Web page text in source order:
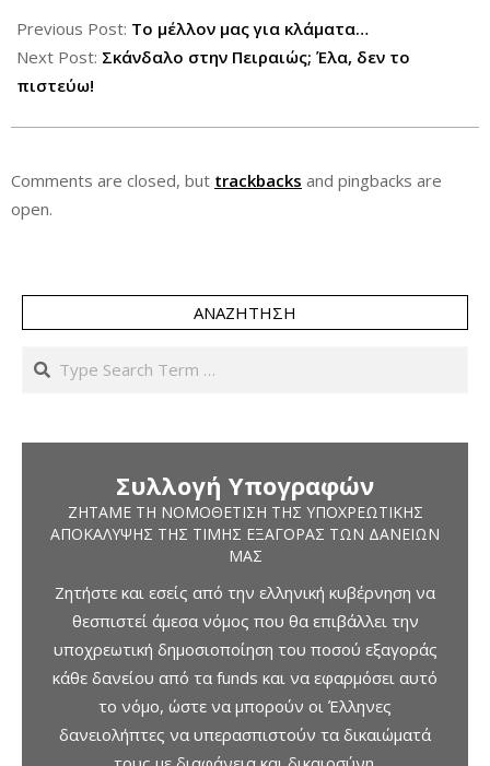
08-
02
Previous Post: Το μέλλον μας για κλάματα…
Next Post: Σκάνδαλο στην Πειραιώς; Έλα, δεν το
πιστεύω!
Comments are closed, but trackbacks and pingbacks are
open.
ΑΝΑΖΉΤΗΣΗ
Search
Συλλογή Υπογραφών
ΖΗΤΆΜΕ ΤΗ ΝΟΜΟΘΈΤΙΣΗ ΤΗΣ ΥΠΟΧΡΕΩΤΙΚΉΣ
ΑΠΟΚΆΛΥΨΗΣ ΤΗΣ ΤΙΜΉΣ ΕΞΑΓΟΡΆΣ ΤΩΝ ΔΑΝΕΊΩΝ
ΜΑΣ
Ζητήστε και εσείς από την ελληνική κυβέρνηση να
θεσπιστεί άμεσα νόμος που θα επιβάλλει την
υποχρεωτική δημοσιοποίηση του ποσού εξαγοράς
κάθε δανείου από τα funds και να εφαρμόσει αυτό
το νόμο, ώστε να μπορούν οι Έλληνες
δανειολήπτες να υπερασπιστούν τα δικαιώματά